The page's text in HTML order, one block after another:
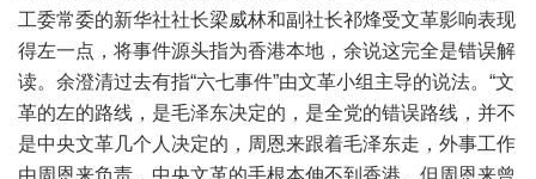
工委常委的新华社社长梁威林和副社长祁烽受文革影响表现
得左一点，将事件源头指为香港本地，余说这完全是错误解
读。余澄清过去有指“六七事件”由文革小组主导的说法。“文
革的左的路线，是毛泽东决定的，是全党的错误路线，并不
是中央文革几个人决定的，周恩来跟着毛泽东走，外事工作
由周恩来负责，中央文革的手根本伸不到香港。但周恩来曾